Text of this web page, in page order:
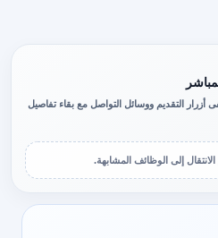
أزرار التقديم ووسائل التواصل مع بقاء تفاصيل
إلى الوظائف المشابهة.